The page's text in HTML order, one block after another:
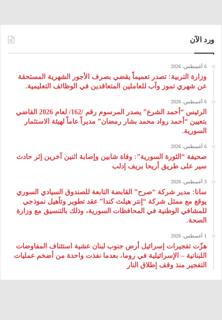
ورد الآن
6 أغسطس، 2026
وزارة التربية: تصدر تعميماً يقضي بصرف الأجور الشهرية المستحقة
عن شهري تموز وآب للعاملين المتعاقدين في الوظائف التعليمية.
6 أغسطس، 2026
الرئيس “أحمد الشرع” يصدر المرسوم رقم /162/ لعام 2026 ‌القاضي
بتعيين “أحمد رواد محمد بشار رمضان” مديراً عاماً لهيئة ‌الاستثمار
السورية.
6 أغسطس، 2026
صحيفة “الثورة السورية”: وفاة شابين وإصابة اثنين آخرين إثر حادث
سير على طريق أريحا بريف إدلب
3 أغسطس، 2026
سانا: مدير شركة “صرح” القابضة التابعة للصندوق السيادي السوري
يوقع مع ممثل شركة “إنتر هيلث كندا” عقد تطوير وتأهيل نموذجي
للمشافي الوطنية في المحافظات السورية، وذلك بالتنسيق مع وزارة
الصحة.
1 أغسطس، 2026
هزّت تفجيرات إسرائيل أرض جنوب لبنان عشية استئناف المفاوضات
اللبنانية – الإسرائيلية في روما، بعدما نفذت واحدة من أضخم عمليات
التفجير منذ وقف إطلاق النار